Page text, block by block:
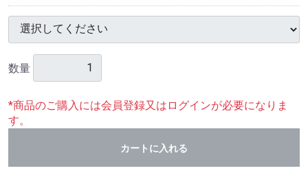
数量
*商品のご購入には会員登録又はログインが必要になりま
す。
カートに入れる